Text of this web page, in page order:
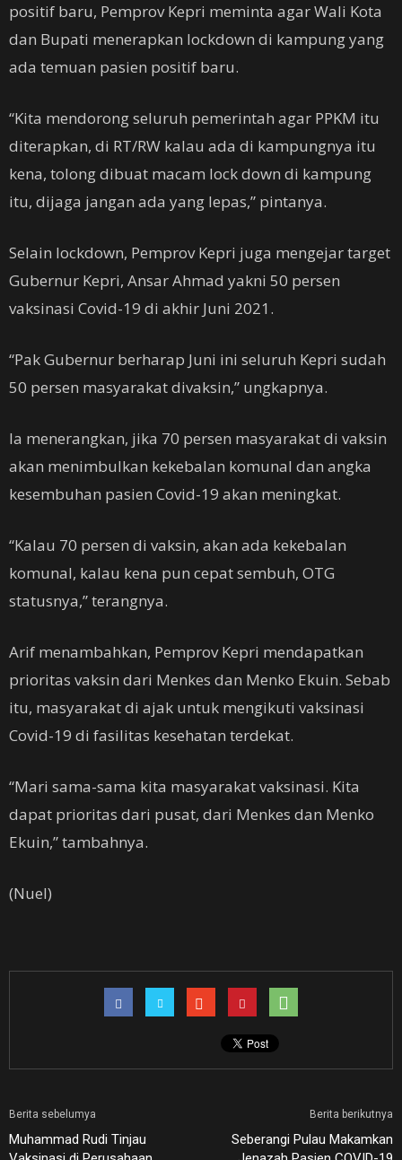
positif baru, Pemprov Kepri meminta agar Wali Kota
dan Bupati menerapkan lockdown di kampung yang
ada temuan pasien positif baru.
“Kita mendorong seluruh pemerintah agar PPKM itu
diterapkan, di RT/RW kalau ada di kampungnya itu
kena, tolong dibuat macam lock down di kampung
itu, dijaga jangan ada yang lepas,” pintanya.
Selain lockdown, Pemprov Kepri juga mengejar target
Gubernur Kepri, Ansar Ahmad yakni 50 persen
vaksinasi Covid-19 di akhir Juni 2021.
“Pak Gubernur berharap Juni ini seluruh Kepri sudah
50 persen masyarakat divaksin,” ungkapnya.
Ia menerangkan, jika 70 persen masyarakat di vaksin
akan menimbulkan kekebalan komunal dan angka
kesembuhan pasien Covid-19 akan meningkat.
“Kalau 70 persen di vaksin, akan ada kekebalan
komunal, kalau kena pun cepat sembuh, OTG
statusnya,” terangnya.
Arif menambahkan, Pemprov Kepri mendapatkan
prioritas vaksin dari Menkes dan Menko Ekuin. Sebab
itu, masyarakat di ajak untuk mengikuti vaksinasi
Covid-19 di fasilitas kesehatan terdekat.
“Mari sama-sama kita masyarakat vaksinasi. Kita
dapat prioritas dari pusat, dari Menkes dan Menko
Ekuin,” tambahnya.
(Nuel)
Berita sebelumya
Muhammad Rudi Tinjau
Berita berikutnya
Seberangi Pulau Makamkan